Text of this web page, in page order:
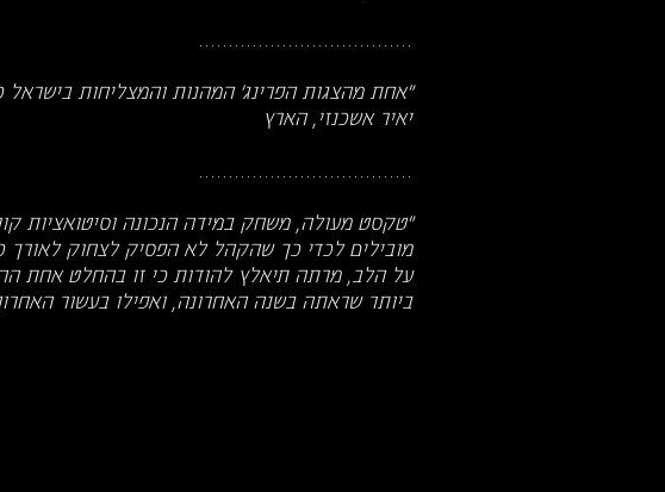
"אחת מהצגות הפרינג' המהנות והמצליחות בישראל
יאיר אשכנזי, הארץ
"טקסט מעולה, משחק במידה הנכונה וסיטואציות
מובילים לכדי כך שהקהל לא הפסיק לצחוק לאורך
על הלב, מרתה תיאלץ להודות כי זו בהחלט אחת
ביותר שראתה בשנה האחרונה, ואפילו בעשור